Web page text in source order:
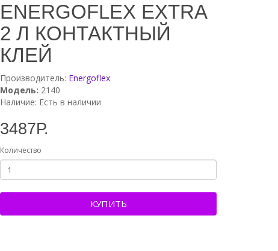
ENERGOFLEX EXTRA
2 Л КОНТАКТНЫЙ
КЛЕЙ
Производитель: Energoflex
Модель: 2140
Наличие: Есть в наличии
3487Р.
Количество
КУПИТЬ